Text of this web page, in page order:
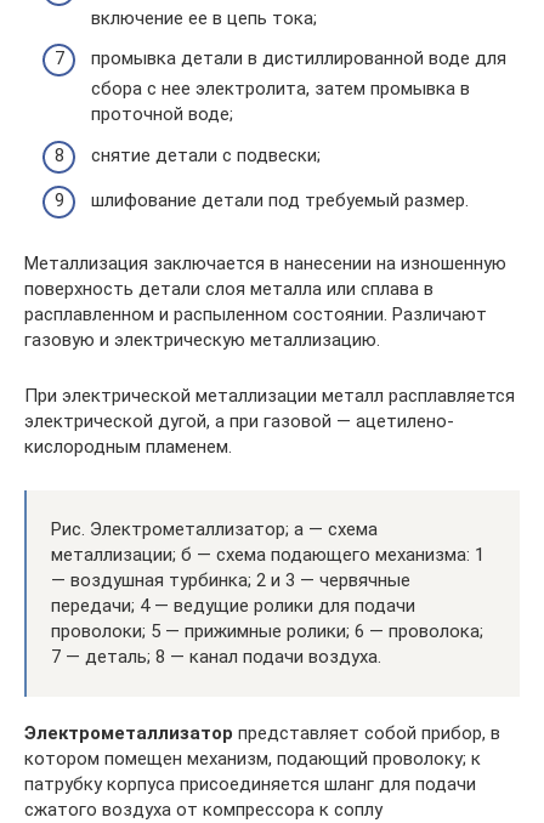
включение ее в цепь тока;
промывка детали в дистиллированной воде для
сбора с нее электролита, затем промывка в
проточной воде;
снятие детали с подвески;
шлифование детали под требуемый размер.
Металлизация заключается в нанесении на изношенную
поверхность детали слоя металла или сплава в
расплавленном и распыленном состоянии. Различают
газовую и электрическую металлизацию.
При электрической металлизации металл расплавляется
электрической дугой, а при газовой — ацетилено-
кислородным пламенем.
Рис. Электрометаллизатор; а — схема
металлизации; б — схема подающего механизма: 1
— воздушная турбинка; 2 и 3 — червячные
передачи; 4 — ведущие ролики для подачи
проволоки; 5 — прижимные ролики; 6 — проволока;
7 — деталь; 8 — канал подачи воздуха.
Электрометаллизатор представляет собой прибор, в
котором помещен механизм, подающий проволоку; к
патрубку корпуса присоединяется шланг для подачи
сжатого воздуха от компрессора к соплу